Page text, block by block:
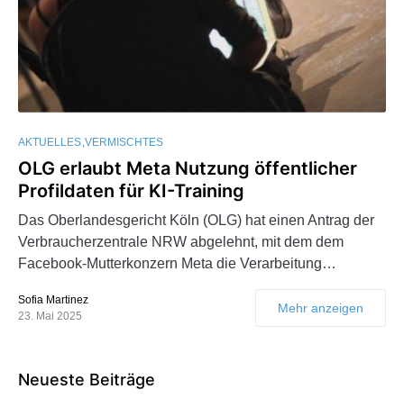
AKTUELLES VERMISCHTES
OLG erlaubt Meta Nutzung öffentlicher
Profildaten für KI-Training
Das Oberlandesgericht Köln (OLG) hat einen Antrag der
Verbraucherzentrale NRW abgelehnt, mit dem dem
Facebook-Mutterkonzern Meta die Verarbeitung…
Sofia Martinez
23. Mai 2025
Mehr anzeigen
Neueste Beiträge